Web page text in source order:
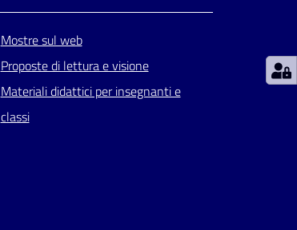
Mostre sul web
Proposte di lettura e visione
Materiali didattici per insegnanti e
classi